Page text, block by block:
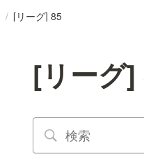
/ [リーグ] 85
[リーグ]